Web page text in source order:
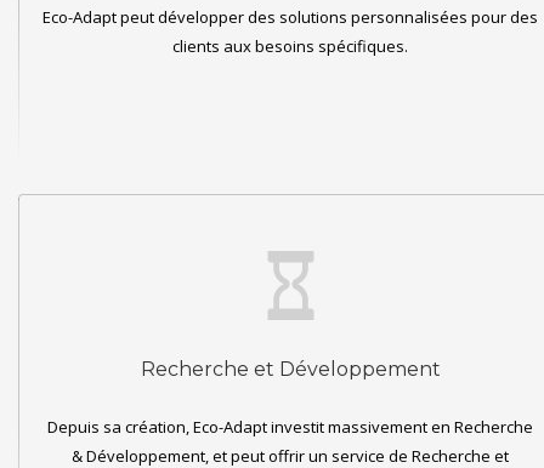
Eco-Adapt peut développer des solutions personnalisées pour des
clients aux besoins spécifiques.
Recherche et Développement
Depuis sa création, Eco-Adapt investit massivement en Recherche
& Développement, et peut offrir un service de Recherche et